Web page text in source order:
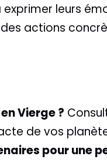
leurs
actions
Vierge ?
de vos
pour une